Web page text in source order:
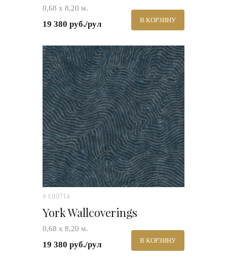
0,68 х 8,20 м.
19 380 руб./рул В КОРЗИНУ
# OI0714
York Wallcoverings
0,68 х 8,20 м.
19 380 руб./рул В КОРЗИНУ